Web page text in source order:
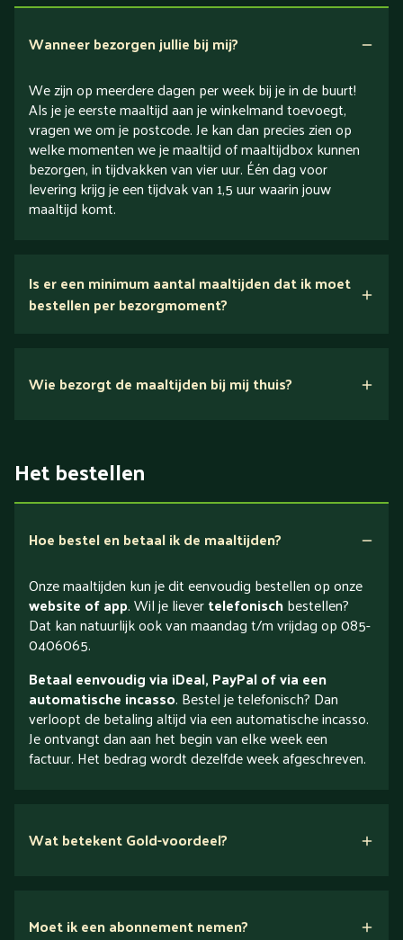
Verlaagd in zout
Wanneer bezorgen jullie bij mij?
We zijn op meerdere dagen per week bij je in de buurt!
Als je je eerste maaltijd aan je winkelmand toevoegt,
vragen we om je postcode. Je kan dan precies zien op
welke momenten we je maaltijd of maaltijdbox kunnen
bezorgen, in tijdvakken van vier uur. Één dag voor
levering krijg je een tijdvak van 1,5 uur waarin jouw
maaltijd komt.
Is er een minimum aantal maaltijden dat ik moet
bestellen per bezorgmoment?
Wie bezorgt de maaltijden bij mij thuis?
Het bestellen
Hoe bestel en betaal ik de maaltijden?
Onze maaltijden kun je dit eenvoudig bestellen op onze
website of app. Wil je lievertelefonischbestellen?
Dat kan natuurlijk ook van maandag t/m vrijdag op 085-
0406065.
Betaal eenvoudig via iDeal, PayPal of via een
automatische incasso. Bestel je telefonisch? Dan
verloopt de betaling altijd via een automatische incasso.
Je ontvangt dan aan het begin van elke week een
factuur. Het bedrag wordt dezelfde week afgeschreven.
Wat betekent Gold-voordeel?
Moet ik een abonnement nemen?